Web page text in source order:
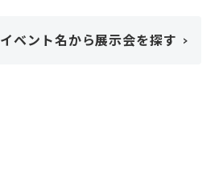
イベント名から展示会を探す